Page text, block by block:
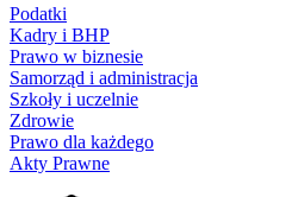
Podatki
Kadry i BHP
Prawo w biznesie
Samorząd i administracja
Szkoły i uczelnie
Zdrowie
Prawo dla każdego
Akty Prawne